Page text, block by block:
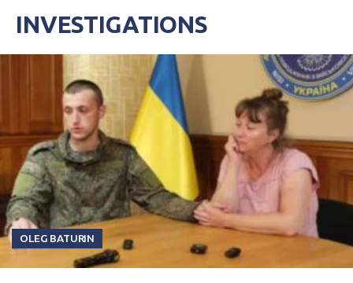
INVESTIGATIONS
OLEG BATURIN